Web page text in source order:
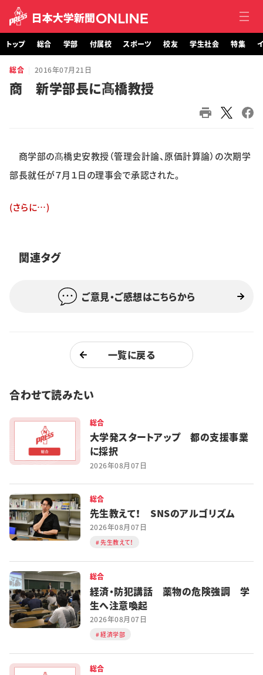
トップ
付属校
日大文芸賞
トップ 総合 学部 付属校 スポーツ 校友 学生社会 特集
総合 2016年07月21日
商 新学部長に髙橋教授
商学部の髙橋史安教授（管理会計論、原価計算論）の次期学
部長就任が７月１日の理事会で承認された。
(さらに…)
関連タグ
ご意見・ご感想はこちらから
一覧に戻る
合わせて読みたい
総合
大学発スタートアップ 都の支援事業
に採択
2026年08月07日
総合
先生教えて！ SNSのアルゴリズム
2026年08月07日
先生教えて！
総合
経済・防犯講話 薬物の危険強調 学
生へ注意喚起
2026年08月07日
経済学部
総合